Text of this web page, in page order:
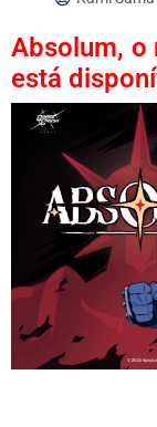
Absolum, o
está